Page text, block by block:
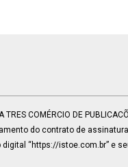
COMÉRCIO DE
do contrato de
“https://istoe.com.br” e